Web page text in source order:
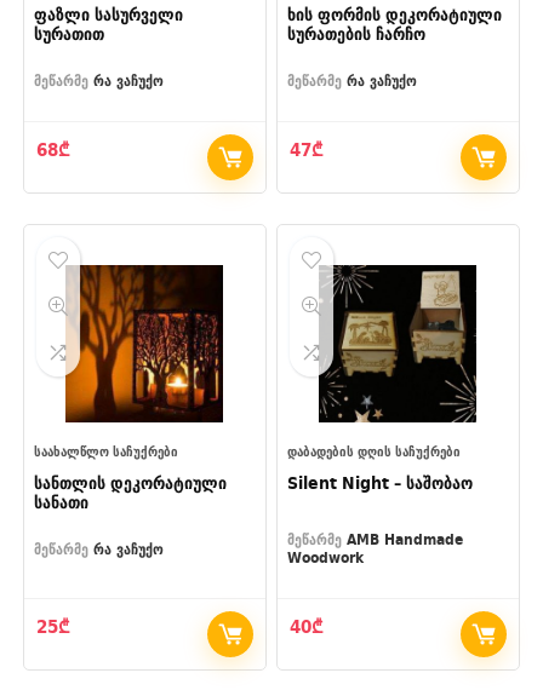
ფაზლი სასურველი
სურათით
მეწარმე რა ვაჩუქო
68₾
ხის ფორმის დეკორატიული
სურათების ჩარჩო
მეწარმე რა ვაჩუქო
47₾
ᲡᲐᲐᲮᲐᲚᲬᲚᲝ ᲡᲐᲩᲣᲥᲠᲔᲑᲘ
სანთლის დეკორატიული
სანათი
მეწარმე რა ვაჩუქო
25₾
ᲓᲐᲑᲐᲓᲔᲑᲘᲡ ᲓᲦᲘᲡ ᲡᲐᲩᲣᲥᲠᲔᲑᲘ
Silent Night – საშობაო
მეწარმე AMB Handmade
Woodwork
40₾